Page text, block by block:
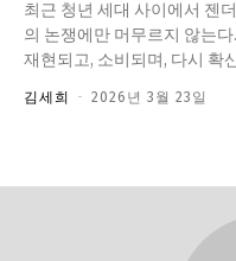
최근 청년 세대 사이에서 젠
의 논쟁에만 머무르지 않는
재현되고, 소비되며, 다시 확
김세희 - 2026년 3월 23일